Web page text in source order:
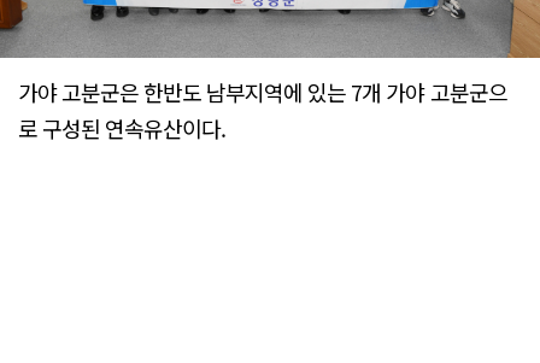
가야 고분군은 한반도 남부지역에 있는 7개 가야 고분군으
로 구성된 연속유산이다.